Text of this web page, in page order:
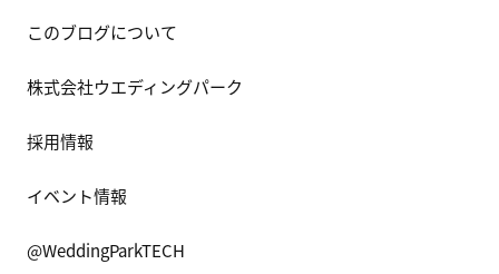
このブログについて
株式会社ウエディングパーク
採用情報
イベント情報
@WeddingParkTECH